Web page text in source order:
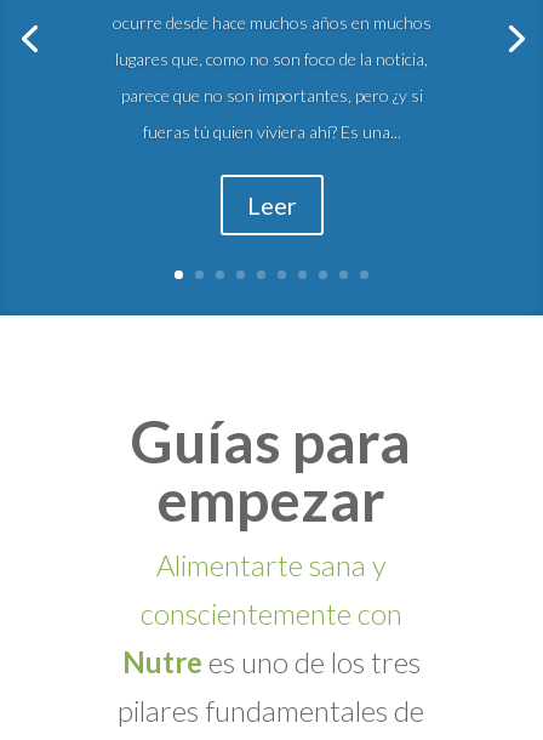
ocurre desde hace muchos años en muchos
lugares que, como no son foco de la noticia,
parece que no son importantes, pero ¿y si
fueras tú quien viviera ahí? Es una...
Leer
Guías para
empezar
Alimentarte sana y
conscientemente con
Nutre es uno de los tres
pilares fundamentales de